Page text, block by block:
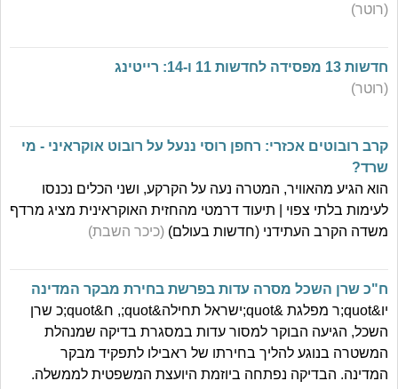
(רוטר)
חדשות 13 מפסידה לחדשות 11 ו-14: רייטינג
(רוטר)
קרב רובוטים אכזרי: רחפן רוסי ננעל על רובוט אוקראיני - מי
שרד?
הוא הגיע מהאוויר, המטרה נעה על הקרקע, ושני הכלים נכנסו
לעימות בלתי צפוי | תיעוד דרמטי מהחזית האוקראינית מציג מרדף
משדה הקרב העתידני (חדשות בעולם) (כיכר השבת)
ח"כ שרן השכל מסרה עדות בפרשת בחירת מבקר המדינה
יו&quot;ר מפלגת &quot;ישראל תחילה&quot;, ח&quot;כ שרן
השכל, הגיעה הבוקר למסור עדות במסגרת בדיקה שמנהלת
המשטרה בנוגע להליך בחירתו של ראבילו לתפקיד מבקר
המדינה. הבדיקה נפתחה ביוזמת היועצת המשפטית לממשלה.